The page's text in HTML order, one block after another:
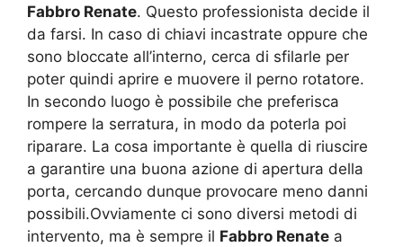
Fabbro Renate. Questo professionista decide il
da farsi. In caso di chiavi incastrate oppure che
sono bloccate all’interno, cerca di sfilarle per
poter quindi aprire e muovere il perno rotatore.
In secondo luogo è possibile che preferisca
rompere la serratura, in modo da poterla poi
riparare. La cosa importante è quella di riuscire
a garantire una buona azione di apertura della
porta, cercando dunque provocare meno danni
possibili.Ovviamente ci sono diversi metodi di
intervento, ma è sempre il Fabbro Renate a